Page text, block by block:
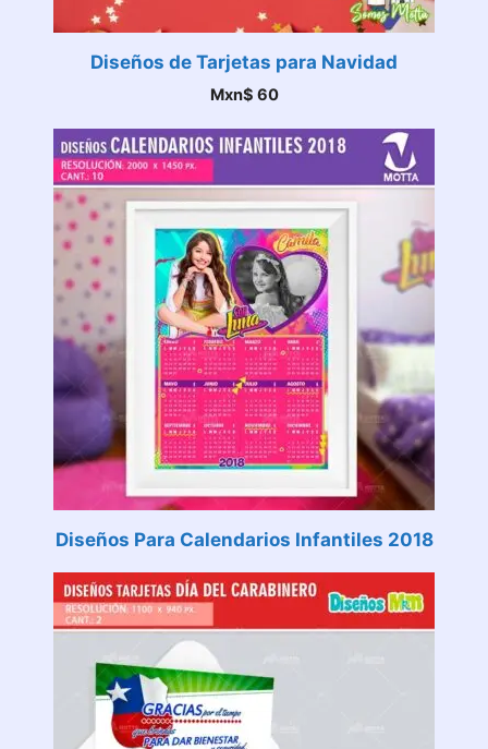
Diseños de Tarjetas para Navidad
Mxn$ 60
Diseños Para Calendarios Infantiles 2018